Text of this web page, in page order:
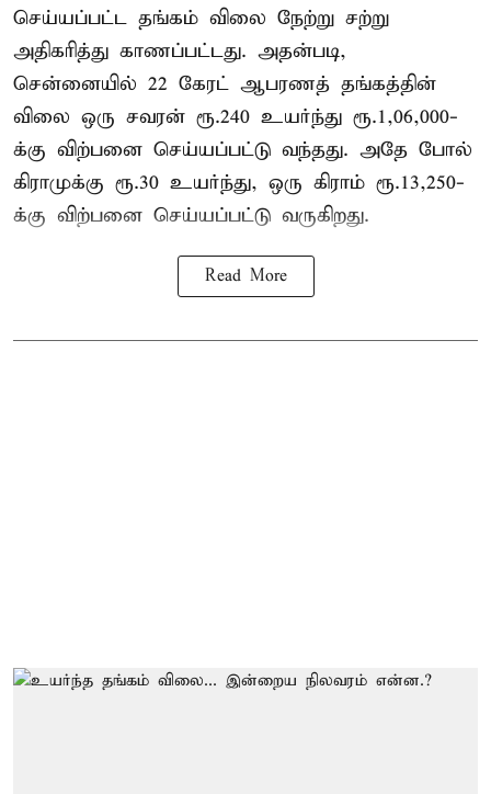
செய்யப்பட்ட தங்கம் விலை நேற்று சற்று
அதிகரித்து காணப்பட்டது. அதன்படி,
சென்னையில் 22 கேரட் ஆபரணத் தங்கத்தின்
விலை ஒரு சவரன் ரூ.240 உயர்ந்து ரூ.1,06,000-
க்கு விற்பனை செய்யப்பட்டு வந்தது. அதே போல்
கிராமுக்கு ரூ.30 உயர்ந்து, ஒரு கிராம் ரூ.13,250-
க்கு விற்பனை செய்யப்பட்டு வருகிறது.
Read More